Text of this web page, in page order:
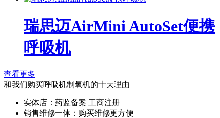
瑞思迈AirMini AutoSet便携
呼吸机
查看更多
和我们购买呼吸机制氧机的十大理由
实体店：药监备案 工商注册
销售维修一体：购买维修更方便